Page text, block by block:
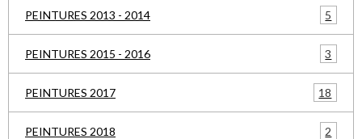
PEINTURES 2013 - 2014 5
PEINTURES 2015 - 2016 3
PEINTURES 2017 18
PEINTURES 2018 2